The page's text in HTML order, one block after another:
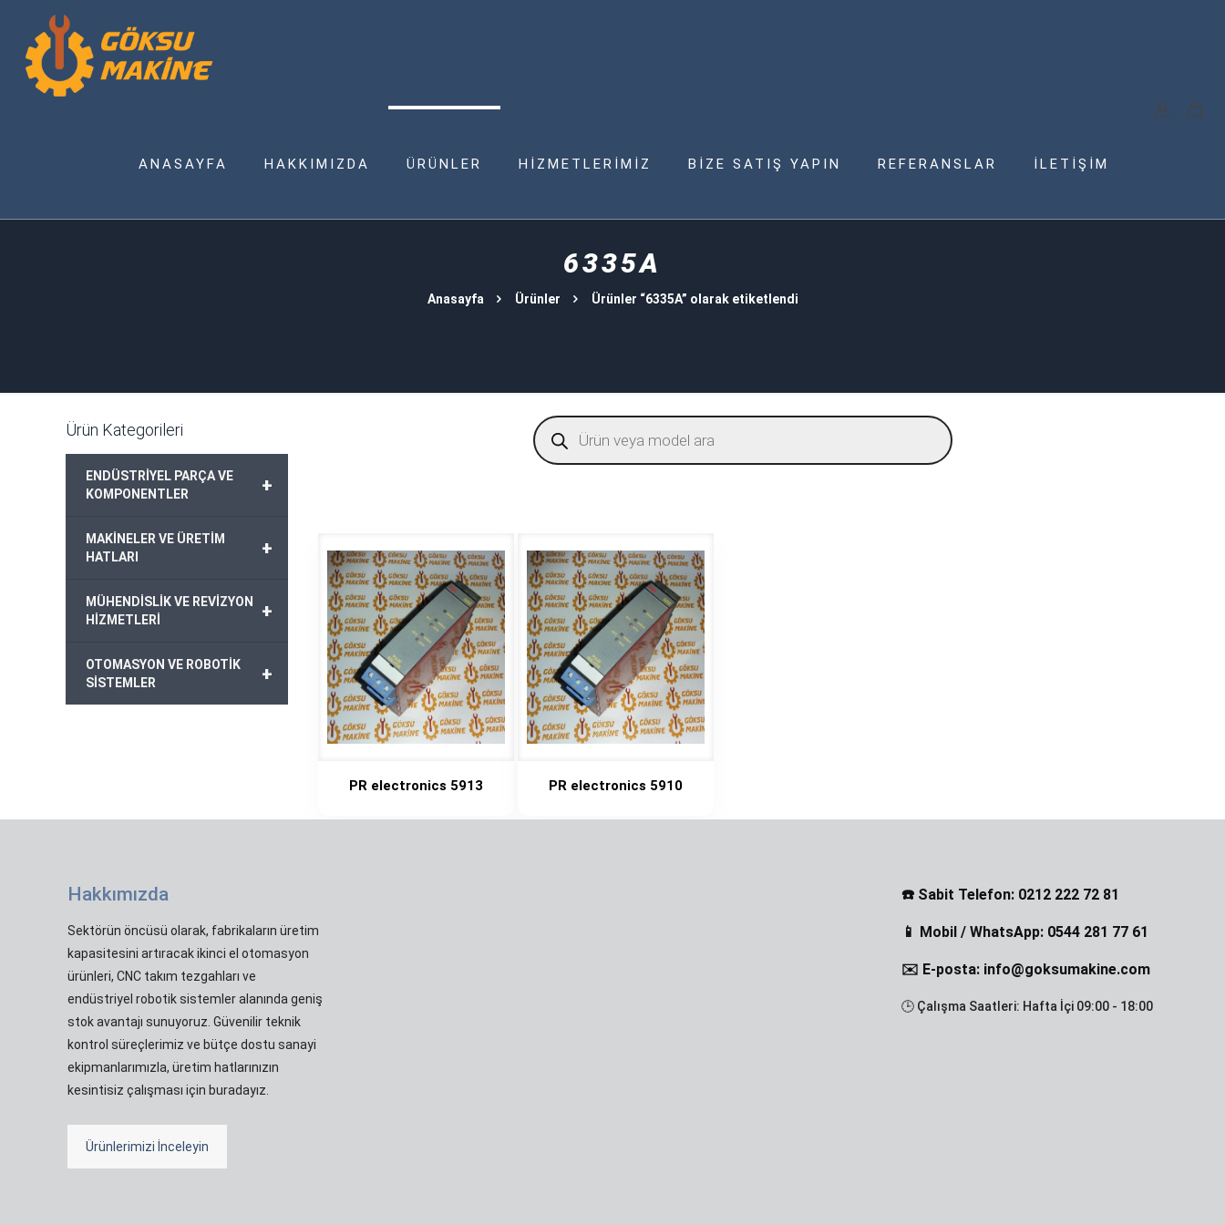
ANASAYFA HAKKIMIZDA ÜRÜNLER HİZMETLERİMİZ BİZE SATIŞ YAPIN REFERANSLAR İLETİŞİM
6335A
Anasayfa Ürünler Ürünler “6335A” olarak etiketlendi
Products
search
PR electronics 5913 PR electronics 5910
Ürün Kategorileri
+
ENDÜSTRİYEL PARÇA VE
KOMPONENTLER
+
MAKİNELER VE ÜRETİM
HATLARI
+
MÜHENDİSLİK VE REVİZYON
HİZMETLERİ
+
OTOMASYON VE ROBOTİK
SİSTEMLER
Hakkımızda
Sektörün öncüsü olarak, fabrikaların üretim
kapasitesini artıracak ikinci el otomasyon
ürünleri, CNC takım tezgahları ve
endüstriyel robotik sistemler alanında geniş
stok avantajı sunuyoruz. Güvenilir teknik
kontrol süreçlerimiz ve bütçe dostu sanayi
ekipmanlarımızla, üretim hatlarınızın
kesintisiz çalışması için buradayız.
Ürünlerimizi İnceleyin
☎️ Sabit Telefon: 0212 222 72 81
📱 Mobil / WhatsApp: 0544 281 77 61
✉️ E-posta: info@goksumakine.com
🕒 Çalışma Saatleri: Hafta İçi 09:00 - 18:00